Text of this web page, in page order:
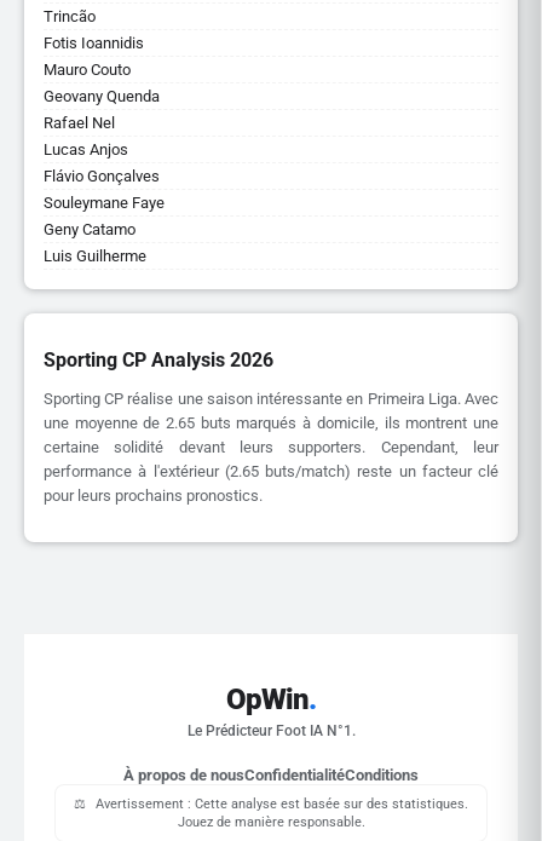
Trincão
Fotis Ioannidis
Mauro Couto
Geovany Quenda
Rafael Nel
Lucas Anjos
Flávio Gonçalves
Souleymane Faye
Geny Catamo
Luis Guilherme
Sporting CP Analysis 2026
Sporting CP réalise une saison intéressante en Primeira Liga. Avec
une moyenne de 2.65 buts marqués à domicile, ils montrent une
certaine solidité devant leurs supporters. Cependant, leur
performance à l'extérieur (2.65 buts/match) reste un facteur clé
pour leurs prochains pronostics.
OpWin.
Le Prédicteur Foot IA N°1.
À propos de nousConfidentialitéConditions
⚖️
Avertissement : Cette analyse est basée sur des statistiques.
Jouez de manière responsable.